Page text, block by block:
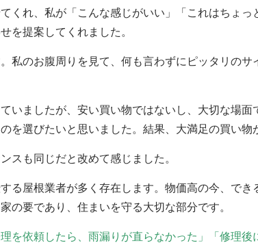
くれ、私が「こんな感じがいい」「これはちょっ
を提案してくれました。
私のお腹周りを見て、何も言わずにピッタリのサ
いましたが、安い買い物ではないし、大切な場面
を選びたいと思いました。結果、大満足の買い物
スも同じだと改めて感じました。
る屋根業者が多く存在します。物価高の今、でき
の要であり、住まいを守る大切な部分です。
を依頼したら、雨漏りが直らなかった」「修理後